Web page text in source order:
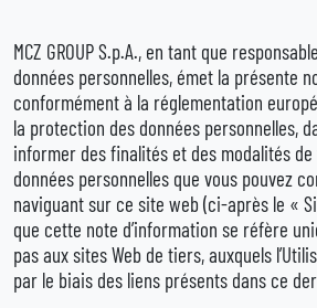
MCZ GROUP S.p.A., en tant que
données personnelles, émet la présente
conformément à la réglementation
la protection des données personnelles,
informer des finalités et des modalités
données personnelles que vous pouvez
naviguant sur ce site web (ci-après le «
que cette note d’information se réfère
pas aux sites Web de tiers, auxquels
par le biais des liens présents dans ce